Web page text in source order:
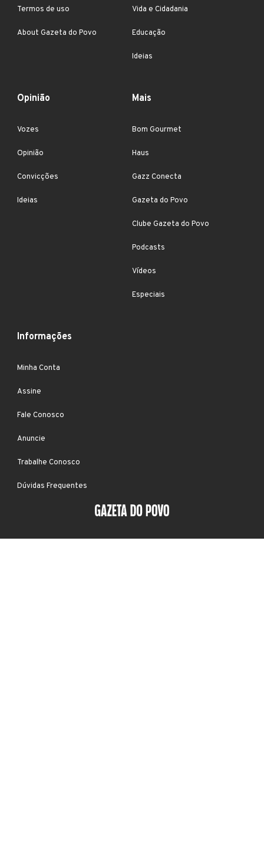
Termos de uso
About Gazeta do Povo
Vida e Cidadania
Educação
Ideias
Opinião
Vozes
Opinião
Convicções
Ideias
Mais
Bom Gourmet
Haus
Gazz Conecta
Gazeta do Povo
Clube Gazeta do Povo
Podcasts
Vídeos
Especiais
Informações
Minha Conta
Assine
Fale Conosco
Anuncie
Trabalhe Conosco
Dúvidas Frequentes